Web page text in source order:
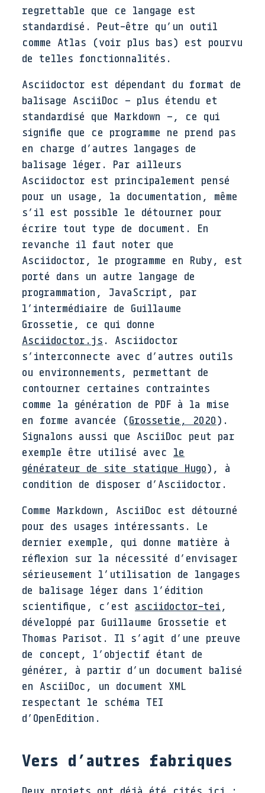
regrettable que ce langage est
standardisé. Peut-être qu’un outil
comme Atlas (voir plus bas) est pourvu
de telles fonctionnalités.
Asciidoctor est dépendant du format de
balisage AsciiDoc – plus étendu et
standardisé que Markdown –, ce qui
signifie que ce programme ne prend pas
en charge d’autres langages de
balisage léger. Par ailleurs
Asciidoctor est principalement pensé
pour un usage, la documentation, même
s’il est possible le détourner pour
écrire tout type de document. En
revanche il faut noter que
Asciidoctor, le programme en Ruby, est
porté dans un autre langage de
programmation, JavaScript, par
l’intermédiaire de Guillaume
Grossetie, ce qui donne
Asciidoctor.js . Asciidoctor
s’interconnecte avec d’autres outils
ou environnements, permettant de
contourner certaines contraintes
comme la génération de PDF à la mise
en forme avancée
(Grossetie , 2020) .
Signalons aussi que AsciiDoc peut par
exemple être utilisé avec le
générateur de site statique Hugo), à
condition de disposer d’Asciidoctor.
Comme Markdown, AsciiDoc est détourné
pour des usages intéressants. Le
dernier exemple, qui donne matière à
réflexion sur la nécessité d’envisager
sérieusement l’utilisation de langages
de balisage léger dans l’édition
scientifique, c’est asciidoctor-tei ,
développé par Guillaume Grossetie et
Thomas Parisot. Il s’agit d’une preuve
de concept, l’objectif étant de
générer, à partir d’un document balisé
en AsciiDoc, un document XML
respectant le schéma TEI
d’OpenEdition.
Vers d’autres fabriques